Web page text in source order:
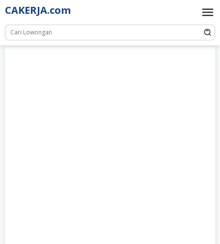
Skip
to
content
CAKERJA.com